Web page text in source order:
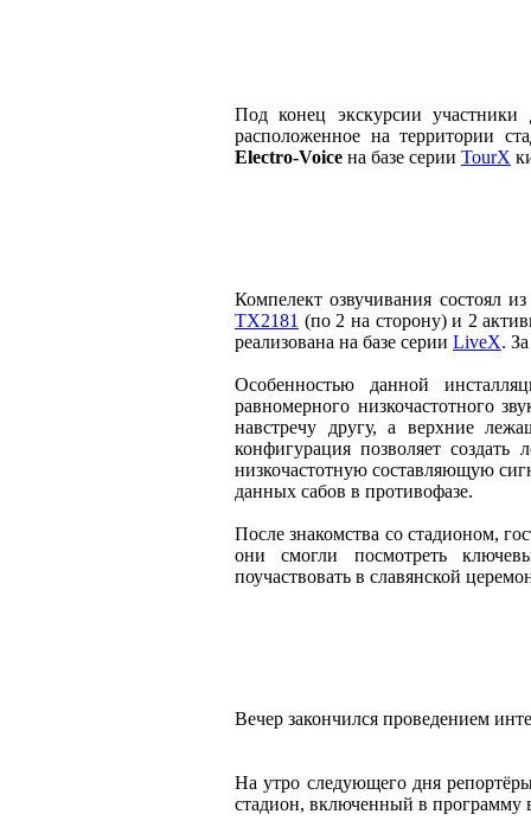
Под конец экскурсии
расположенное на территории
Electro-Voice на базе серии TourX
Компелект озвучивания состоял
TX2181 (по 2 на сторону) и 2
реализована на базе серии LiveX.
Особенностью данной
равномерного низкочастотного
навстречу другу, а верхние
конфигурация позволяет
низкочастотную составляющую
данных сабов в противофазе.
После знакомства со стадионом,
они смогли посмотреть
поучаствовать в славянской
Вечер закончился проведением
На утро следующего дня
стадион, включенный в программу